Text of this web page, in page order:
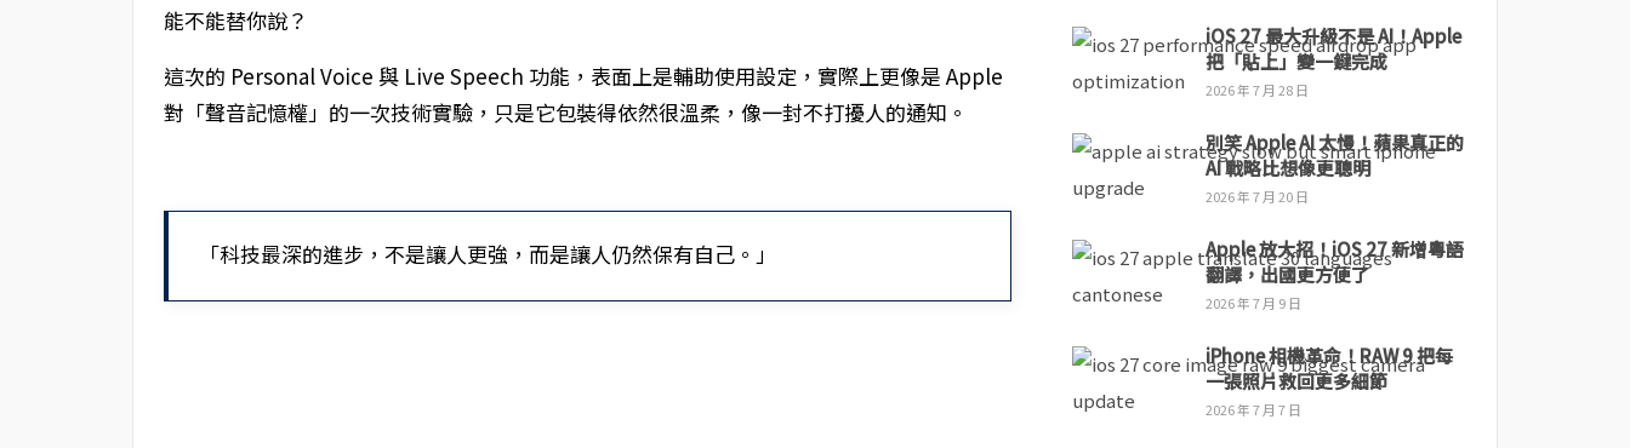
能不能替你說？
這次的 Personal Voice 與 Live Speech 功能，表面上是輔助使用設定，實際上更像是 Apple
對「聲音記憶權」的一次技術實驗，只是它包裝得依然很溫柔，像一封不打擾人的通知。
「科技最深的進步，不是讓人更強，而是讓人仍然保有自己。」
iOS 27 最大升級不是 AI！Apple
把「貼上」變一鍵完成
2026 年 7 月 28 日
別笑 Apple AI 太慢！蘋果真正的
AI 戰略比想像更聰明
2026 年 7 月 20 日
Apple 放大招！iOS 27 新增粵語
翻譯，出國更方便了
2026 年 7 月 9 日
iPhone 相機革命！RAW 9 把每
一張照片救回更多細節
2026 年 7 月 7 日